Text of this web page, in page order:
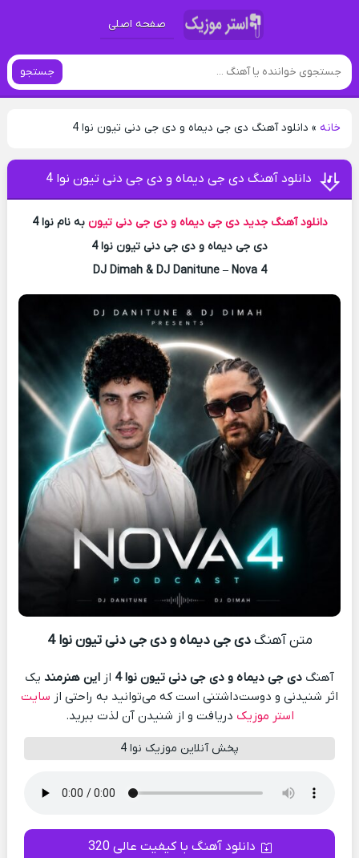
صفحه اصلی
جستجو
خانه» دانلود آهنگ دی جی دیماه و دی جی دنی تیون نوا 4
دانلود آهنگ دی جی دیماه و دی جی دنی تیون نوا 4
دانلود آهنگ جدید دی جی دیماه و دی جی دنی تیون به نام نوا 4
دی جی دیماه و دی جی دنی تیون نوا 4
DJ Dimah & DJ Danitune – Nova 4
متن آهنگدی جی دیماه و دی جی دنی تیون نوا 4
آهنگ دی جی دیماه و دی جی دنی تیون نوا 4 از این هنرمند یک
اثر شنیدنی و دوست‌داشتنی است که می‌توانید به راحتی از سایت
استر موزیک دریافت و از شنیدن آن لذت ببرید.
پخش آنلاین موزیک نوا 4
دانلود آهنگ با کیفیت عالی 320